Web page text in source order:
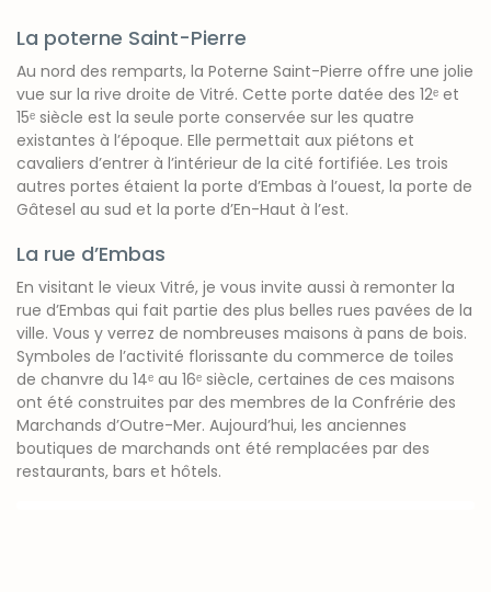
La poterne Saint-Pierre
Au nord des remparts, la Poterne Saint-Pierre offre une jolie
vue sur la rive droite de Vitré. Cette porte datée des 12ᵉ et
15ᵉ siècle est la seule porte conservée sur les quatre
existantes à l’époque. Elle permettait aux piétons et
cavaliers d’entrer à l’intérieur de la cité fortifiée. Les trois
autres portes étaient la porte d’Embas à l’ouest, la porte de
Gâtesel au sud et la porte d’En-Haut à l’est.
La rue d’Embas
En visitant le vieux Vitré, je vous invite aussi à remonter la
rue d’Embas qui fait partie des plus belles rues pavées de la
ville. Vous y verrez de nombreuses maisons à pans de bois.
Symboles de l’activité florissante du commerce de toiles
de chanvre du 14ᵉ au 16ᵉ siècle, certaines de ces maisons
ont été construites par des membres de la Confrérie des
Marchands d’Outre-Mer. Aujourd’hui, les anciennes
boutiques de marchands ont été remplacées par des
restaurants, bars et hôtels.